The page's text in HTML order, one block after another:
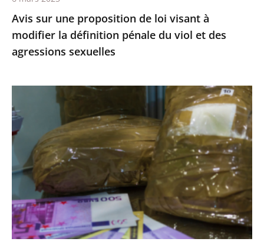
pénale
du
viol
et
agressions
sexuelles
Avis sur une proposition de loi visant à
modifier la définition pénale du viol et des
agressions sexuelles
relatif
un
projet
d’amendement
gouvernemental
à
l'article
16